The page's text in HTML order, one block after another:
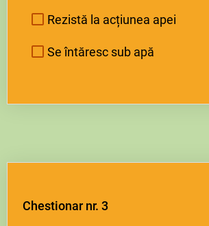
Rezistă la acțiunea apei
Se întăresc sub apă
Chestionar nr. 3